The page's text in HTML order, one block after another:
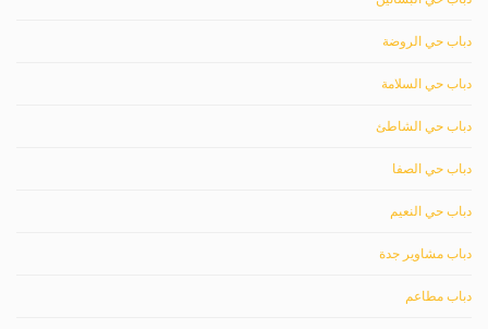
دباب حي الروضة
دباب حي السلامة
دباب حي الشاطئ
دباب حي الصفا
دباب حي النعيم
دباب مشاوير جدة
دباب مطاعم